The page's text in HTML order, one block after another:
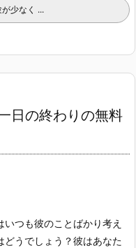
少なく ...
日の終わりの無料
いつも彼のことばかり考え
どうでしょう？彼はあなた